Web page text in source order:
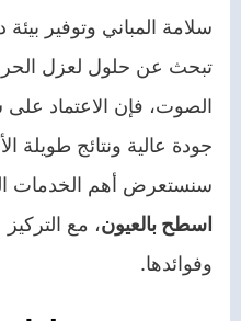
سلامة المباني وتوفير
تبحث عن حلول لعزل
الصوت، فإن الاعتماد
جودة عالية ونتائج طويلة
سنستعرض أهم الخدمات
اسطح بالعيون، مع
وفوائدها.